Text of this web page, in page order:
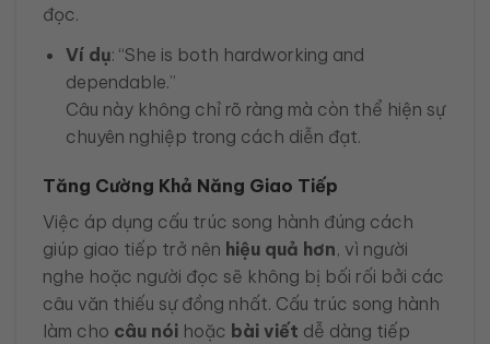
đọc.
Ví dụ: “She is both hardworking and
dependable.”
Câu này không chỉ rõ ràng mà còn thể hiện sự
chuyên nghiệp trong cách diễn đạt.
Tăng Cường Khả Năng Giao Tiếp
Việc áp dụng cấu trúc song hành đúng cách
giúp giao tiếp trở nên hiệu quả hơn, vì người
nghe hoặc người đọc sẽ không bị bối rối bởi các
câu văn thiếu sự đồng nhất. Cấu trúc song hành
làm cho câu nói hoặc bài viết dễ dàng tiếp